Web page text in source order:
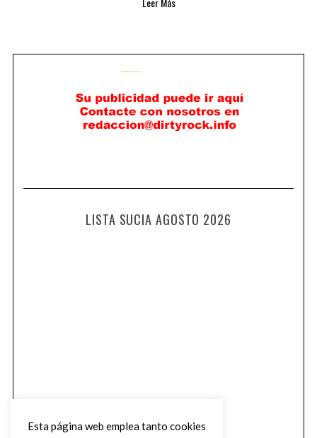
LISTA SUCIA AGOSTO 2026
Esta página web emplea tanto cookies